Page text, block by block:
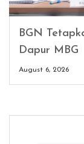
BGN
Dapur MBG
August 6, 2026